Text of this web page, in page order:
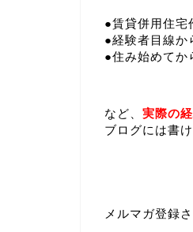
●賃貸併用住宅
●経験者目線か
●住み始めてか
など、 実際の
ブログには書
メルマガ登録